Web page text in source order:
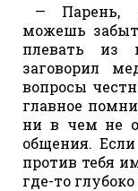
— Парень,
можешь
плевать из
заговорил
вопросы
главное
ни в чем не
общения.
против тебя
где-то